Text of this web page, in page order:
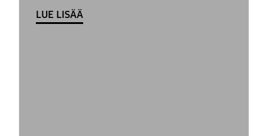
LUE LISÄÄ